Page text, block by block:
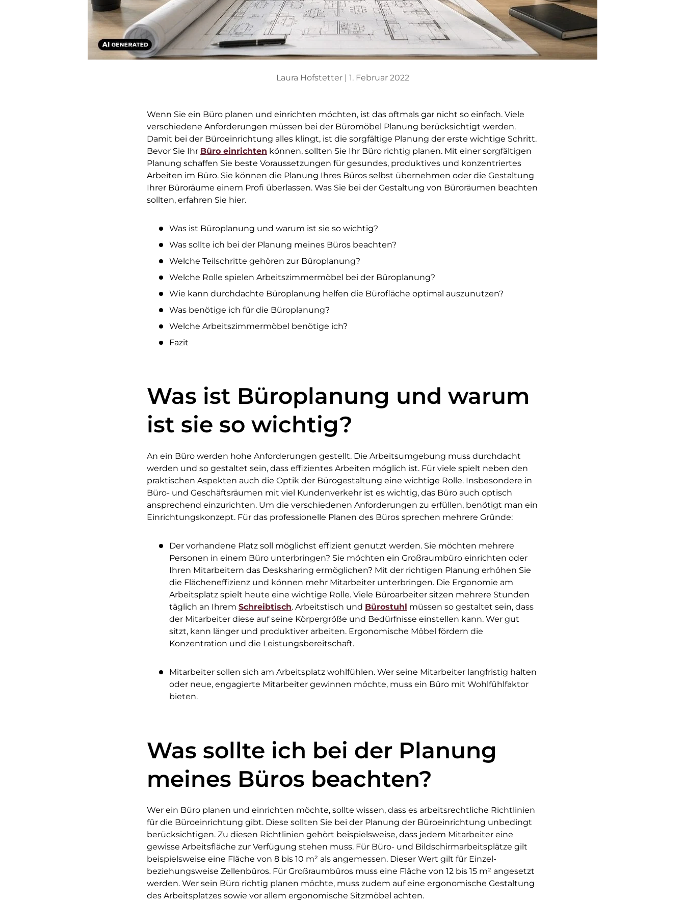
Laura Hofstetter | 1. Februar 2022
Wenn Sie ein Büro planen und einrichten möchten, ist das oftmals gar nicht so einfach. Viele
verschiedene Anforderungen müssen bei der Büromöbel Planung berücksichtigt werden.
Damit bei der Büroeinrichtung alles klingt, ist die sorgfältige Planung der erste wichtige Schritt.
Bevor Sie Ihr Büro einrichten können, sollten Sie Ihr Büro richtig planen. Mit einer sorgfältigen
Planung schaffen Sie beste Voraussetzungen für gesundes, produktives und konzentriertes
Arbeiten im Büro. Sie können die Planung Ihres Büros selbst übernehmen oder die Gestaltung
Ihrer Büroräume einem Profi überlassen. Was Sie bei der Gestaltung von Büroräumen beachten
sollten, erfahren Sie hier.
Was ist Büroplanung und warum ist sie so wichtig?
Was sollte ich bei der Planung meines Büros beachten?
Welche Teilschritte gehören zur Büroplanung?
Welche Rolle spielen Arbeitszimmermöbel bei der Büroplanung?
Wie kann durchdachte Büroplanung helfen die Bürofläche optimal auszunutzen?
Was benötige ich für die Büroplanung?
Welche Arbeitszimmermöbel benötige ich?
Fazit
Was ist Büroplanung und warum
ist sie so wichtig?
An ein Büro werden hohe Anforderungen gestellt. Die Arbeitsumgebung muss durchdacht
werden und so gestaltet sein, dass effizientes Arbeiten möglich ist. Für viele spielt neben den
praktischen Aspekten auch die Optik der Bürogestaltung eine wichtige Rolle. Insbesondere in
Büro- und Geschäftsräumen mit viel Kundenverkehr ist es wichtig, das Büro auch optisch
ansprechend einzurichten. Um die verschiedenen Anforderungen zu erfüllen, benötigt man ein
Einrichtungskonzept. Für das professionelle Planen des Büros sprechen mehrere Gründe:
Der vorhandene Platz soll möglichst effizient genutzt werden. Sie möchten mehrere
Personen in einem Büro unterbringen? Sie möchten ein Großraumbüro einrichten oder
Ihren Mitarbeitern das Desksharing ermöglichen? Mit der richtigen Planung erhöhen Sie
die Flächeneffizienz und können mehr Mitarbeiter unterbringen. Die Ergonomie am
Arbeitsplatz spielt heute eine wichtige Rolle. Viele Büroarbeiter sitzen mehrere Stunden
täglich an Ihrem Schreibtisch. Arbeitstisch und Bürostuhl müssen so gestaltet sein, dass
der Mitarbeiter diese auf seine Körpergröße und Bedürfnisse einstellen kann. Wer gut
sitzt, kann länger und produktiver arbeiten. Ergonomische Möbel fördern die
Konzentration und die Leistungsbereitschaft.
Mitarbeiter sollen sich am Arbeitsplatz wohlfühlen. Wer seine Mitarbeiter langfristig halten
oder neue, engagierte Mitarbeiter gewinnen möchte, muss ein Büro mit Wohlfühlfaktor
bieten.
Was sollte ich bei der Planung
meines Büros beachten?
Wer ein Büro planen und einrichten möchte, sollte wissen, dass es arbeitsrechtliche Richtlinien
für die Büroeinrichtung gibt. Diese sollten Sie bei der Planung der Büroeinrichtung unbedingt
berücksichtigen. Zu diesen Richtlinien gehört beispielsweise, dass jedem Mitarbeiter eine
gewisse Arbeitsfläche zur Verfügung stehen muss. Für Büro- und Bildschirmarbeitsplätze gilt
beispielsweise eine Fläche von 8 bis 10 m² als angemessen. Dieser Wert gilt für Einzel-
beziehungsweise Zellenbüros. Für Großraumbüros muss eine Fläche von 12 bis 15 m² angesetzt
werden. Wer sein Büro richtig planen möchte, muss zudem auf eine ergonomische Gestaltung
des Arbeitsplatzes sowie vor allem ergonomische Sitzmöbel achten.